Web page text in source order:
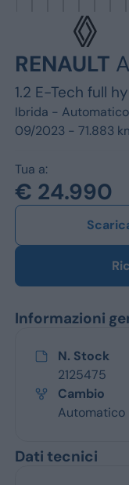
RENAULT
1.2 E-Tech full
Ibrida - Automatico
09/2023 - 71.883
Tua a:
€ 24.990
Informazioni
N. Stock
2125475
Cambio
Automatico
Dati tecnici